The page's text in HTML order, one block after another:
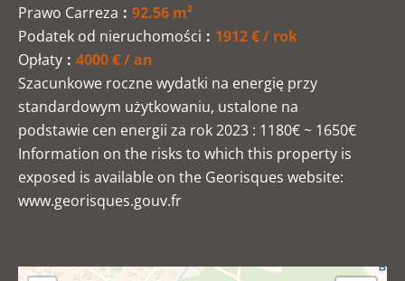
Prawo Carreza
92.56 m²
Podatek od nieruchomości
1912 € / rok
Opłaty
4000 € / an
Szacunkowe roczne wydatki na energię przy
standardowym użytkowaniu, ustalone na
podstawie cen energii za rok 2023 : 1180€ ~ 1650€
Information on the risks to which this property is
exposed is available on the Georisques website:
www.georisques.gouv.fr